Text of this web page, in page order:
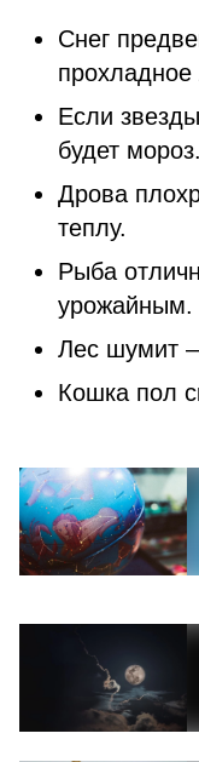
Снег
прохладное
Если
будет мороз.
Дрова
теплу.
Рыба
урожайным.
Лес шумит
Кошка пол